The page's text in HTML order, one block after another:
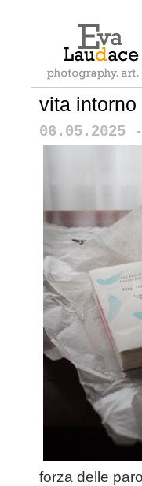
vita intorno
06.05.2025 -
forza delle